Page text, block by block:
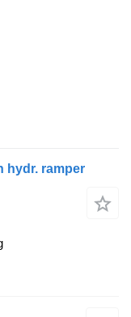
hydr. ramper